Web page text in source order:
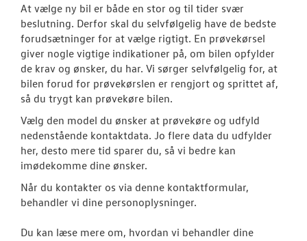
Finansiering
Privatleasing
Vejen til et
Elektrisk
Modeller
ID.3 Neo
At vælge ny bil er både en stor og til tider svær
beslutning. Derfor skal du selvfølgelig have de bedste
forudsætninger for at vælge rigtigt. En prøvekørsel
giver nogle vigtige indikationer på, om bilen opfylder
de krav og ønsker, du har. Vi sørger selvfølgelig for, at
bilen forud for prøvekørslen er rengjort og sprittet af,
så du trygt kan prøvekøre bilen.
Vælg den model du ønsker at prøvekøre og udfyld
nedenstående kontaktdata. Jo flere data du udfylder
her, desto mere tid sparer du, så vi bedre kan
imødekomme dine ønsker.
Når du kontakter os via denne kontaktformular,
behandler vi dine personoplysninger.
Du kan læse mere om, hvordan vi behandler dine